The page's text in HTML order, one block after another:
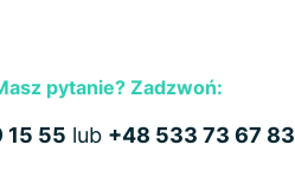
pytanie? Zadzwoń:
15 55 lub +48 533 73 67 83